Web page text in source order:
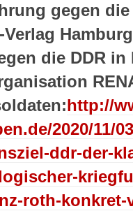
gegen
Verlag
die DDR
http://
2020/11/
ddr-der-
roth-